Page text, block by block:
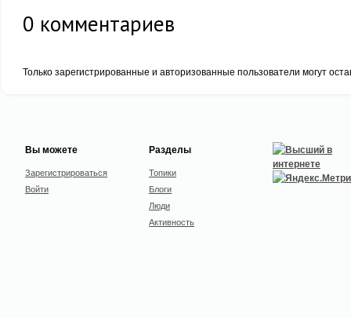
0 комментариев
Только зарегистрированные и авторизованные пользователи могут
Вы можете
Зарегистрироваться
Войти
Разделы
Топики
Блоги
Люди
Активность